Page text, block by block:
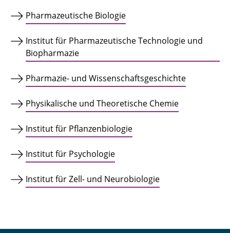
Pharmazeutische Biologie
Institut für Pharmazeutische Technologie und
Biopharmazie
Pharmazie- und Wissenschaftsgeschichte
Physikalische und Theoretische Chemie
Institut für Pflanzenbiologie
Institut für Psychologie
Institut für Zell- und Neurobiologie